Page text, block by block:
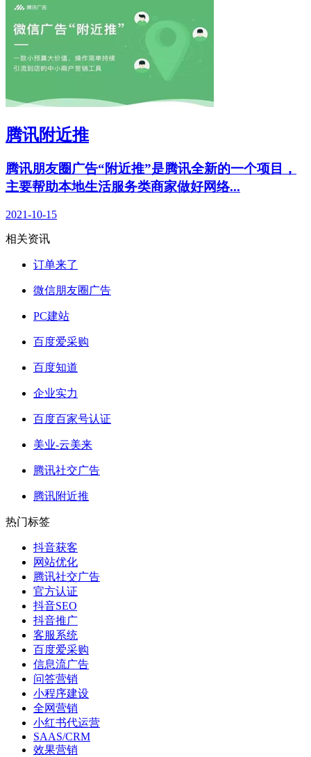
腾讯附近推
腾讯朋友圈广告“附近推”是腾讯全新的一个项目，
主要帮助本地生活服务类商家做好网络...
2021-10-15
相关资讯
订单来了
微信朋友圈广告
PC建站
百度爱采购
百度知道
企业实力
百度百家号认证
美业-云美来
腾讯社交广告
腾讯附近推
热门标签
抖音获客
网站优化
腾讯社交广告
官方认证
抖音SEO
抖音推广
客服系统
百度爱采购
信息流广告
问答营销
小程序建设
全网营销
小红书代运营
SAAS/CRM
效果营销